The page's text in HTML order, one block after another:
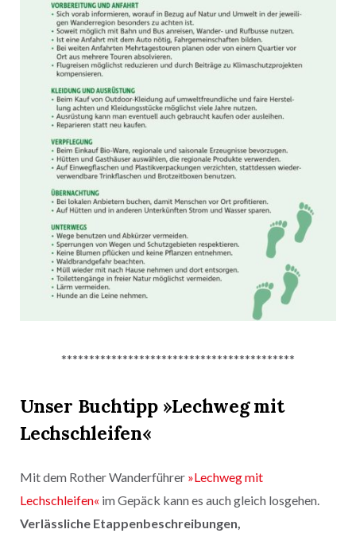
******************************************
Unser Buchtipp »Lechweg mit
Lechschleifen«
Mit dem Rother Wanderführer »Lechweg mit
Lechschleifen« im Gepäck kann es auch gleich losgehen.
Verlässliche Etappenbeschreibungen,